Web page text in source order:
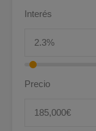
Interés
Precio